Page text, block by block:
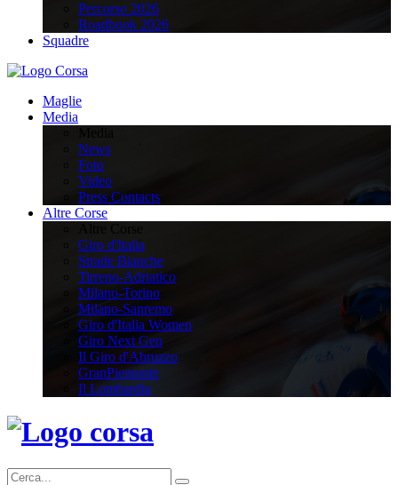
Percorso 2026
Roadbook 2026
Squadre
Maglie
Media
News
Foto
Video
Press Contacts
Altre Corse
Giro d'Italia
Strade Bianche
Tirreno-Adriatico
Milano-Torino
Milano-Sanremo
Giro d'Italia Women
Giro Next Gen
Il Giro d'Abruzzo
GranPiemonte
Il Lombardia